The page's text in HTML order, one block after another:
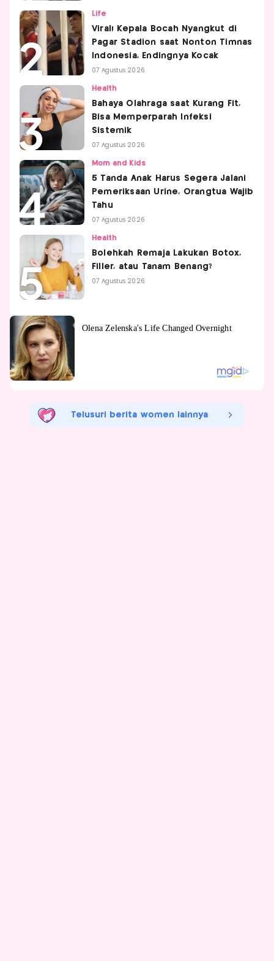
Life
Viral! Kepala Bocah Nyangkut di
Pagar Stadion saat Nonton Timnas
Indonesia, Endingnya Kocak
07 Agustus 2026
Health
Bahaya Olahraga saat Kurang Fit,
Bisa Memperparah Infeksi
Sistemik
07 Agustus 2026
Mom and Kids
5 Tanda Anak Harus Segera Jalani
Pemeriksaan Urine, Orangtua Wajib
Tahu
07 Agustus 2026
Health
Bolehkah Remaja Lakukan Botox,
Filler, atau Tanam Benang?
07 Agustus 2026
Telusuri berita women lainnya